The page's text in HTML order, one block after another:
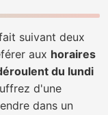
suivant deux
aux horaires
du lundi
d'une
dans un